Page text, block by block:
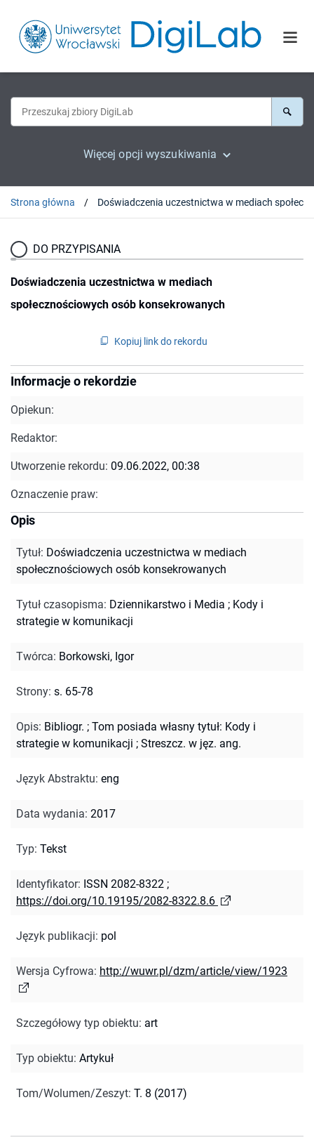
Więcej opcji wyszukiwania
Strona główna
DO PRZYPISANIA
Doświadczenia uczestnictwa w mediach
społecznościowych osób konsekrowanych
Kopiuj link do rekordu
Informacje o rekordzie
Opiekun:
Redaktor:
Utworzenie rekordu: 09.06.2022, 00:38
Oznaczenie praw:
Opis
Tytuł: Doświadczenia uczestnictwa w mediach
społecznościowych osób konsekrowanych
Tytuł czasopisma: Dziennikarstwo i Media ; Kody i
strategie w komunikacji
Twórca: Borkowski, Igor
Strony: s. 65-78
Opis: Bibliogr. ; Tom posiada własny tytuł: Kody i
strategie w komunikacji ; Streszcz. w jęz. ang.
Język Abstraktu: eng
Data wydania: 2017
Typ: Tekst
Identyfikator: ISSN 2082-8322 ;
https://doi.org/10.19195/2082-8322.8.6
Język publikacji: pol
Wersja Cyfrowa: http://wuwr.pl/dzm/article/view/1923
Szczegółowy typ obiektu: art
Typ obiektu: Artykuł
Tom/Wolumen/Zeszyt: T. 8 (2017)